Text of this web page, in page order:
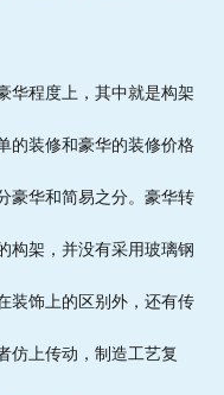
程度上，其中就是构架
的装修和豪华的装修价格
豪华和简易之分。豪华转
构架，并没有采用玻璃钢
装饰上的区别外，还有传
仿上传动，制造工艺复